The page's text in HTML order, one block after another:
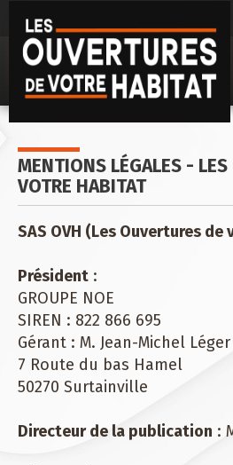
MENTIONS LÉGALES - LES
VOTRE HABITAT
SAS OVH (Les Ouvertures
Président :
GROUPE NOE
SIREN : 822 866 695
Gérant : M. Jean-Michel Léger
7 Route du bas Hamel
50270 Surtainville
Directeur de la publication :